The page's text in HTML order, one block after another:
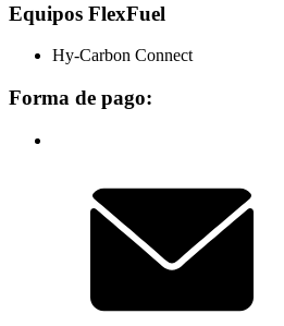
Equipos FlexFuel
Hy-Carbon Connect
Forma de pago: